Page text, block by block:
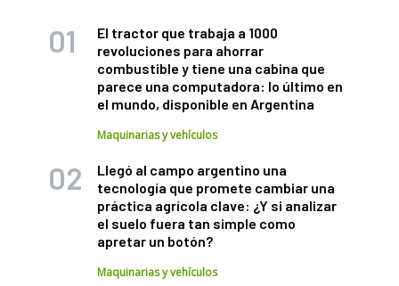
El tractor que trabaja a 1000
revoluciones para ahorrar
combustible y tiene una cabina que
parece una computadora: lo último en
el mundo, disponible en Argentina
Maquinarias y vehículos
Llegó al campo argentino una
tecnología que promete cambiar una
práctica agrícola clave: ¿Y si analizar
el suelo fuera tan simple como
apretar un botón?
Maquinarias y vehículos